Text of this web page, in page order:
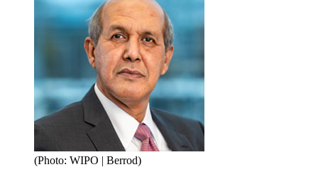
(Photo: WIPO | Berrod)